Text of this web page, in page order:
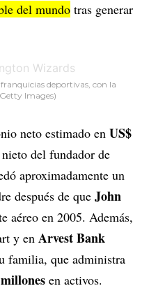
del mundo tras generar
deportivas, con la
Images)
neto estimado en US$
del fundador de
aproximadamente un
después de que John
aéreo en 2005. Además,
y en Arvest Bank
familia, que administra
en activos.